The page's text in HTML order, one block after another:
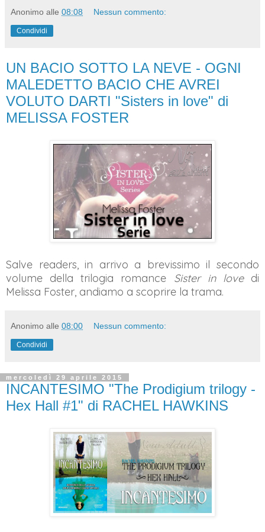
Anonimo alle 08:08 Nessun commento:
Condividi
UN BACIO SOTTO LA NEVE - OGNI
MALEDETTO BACIO CHE AVREI
VOLUTO DARTI "Sisters in love" di
MELISSA FOSTER
Salve readers, in arrivo a brevissimo il secondo
volume della trilogia romance Sister in lovedi
Melissa Foster, andiamo a scoprire la trama.
Anonimo alle 08:00 Nessun commento:
Condividi
mercoledì 29 aprile 2015
INCANTESIMO "The Prodigium trilogy -
Hex Hall #1" di RACHEL HAWKINS